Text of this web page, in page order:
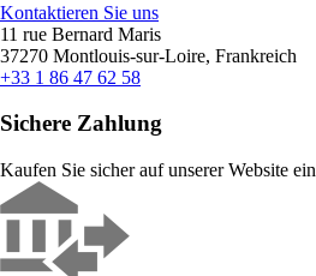
Kontaktieren Sie uns
11 rue Bernard Maris
37270 Montlouis-sur-Loire, Frankreich
+33 1 86 47 62 58
Sichere Zahlung
Kaufen Sie sicher auf unserer Website ein